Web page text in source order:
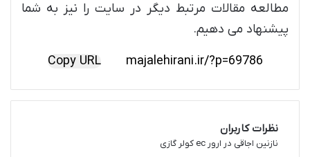
مطالعه مقالات مرتبط دیگر در سایت را نیز به شما
پیشنهاد می دهیم.
Copy URL
نظرات کاربران
نازنین اجاقی در ارور ec کولر گازی